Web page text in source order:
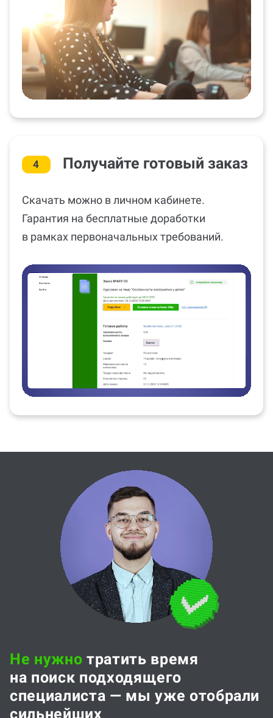
4 Получайте готовый заказ
Скачать можно в личном кабинете.
Гарантия на бесплатные доработки
в рамках первоначальных требований.
Не нужно тратить время
на поиск подходящего
специалиста — мы уже отобрали
сильнейших